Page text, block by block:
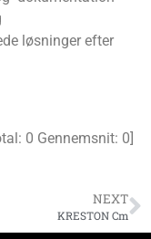
løsninger efter
0 Gennemsnit: 0
NEXT
KRESTON Cm